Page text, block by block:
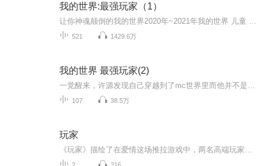
我的世界:最强玩家（1）
521 1429.6万
我的世界 最强玩家(2)
107 38.5万
玩家